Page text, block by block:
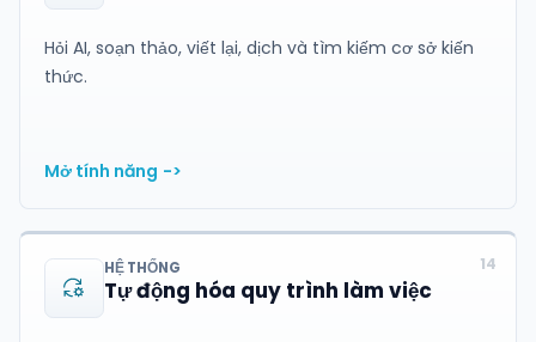
Hỏi AI, soạn thảo, viết lại, dịch và tìm kiếm cơ sở kiến
thức.
Mở tính năng ->
14
HỆ THỐNG
Tự động hóa quy trình làm việc